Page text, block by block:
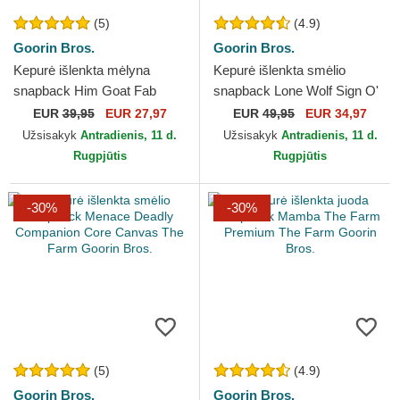
(5)
Goorin Bros.
Kepurė išlenkta mėlyna
snapback Him Goat Fab
Farm The Farm Goorin Bros.
EUR39,95 EUR 27,97
Užsisakyk Antradienis, 11 d.
Rugpjūtis
(4.9)
Goorin Bros.
Kepurė išlenkta smėlio
snapback Lone Wolf Sign O'
The Times The Farm Paisley
The Farm Goorin Bros.
EUR 49,95 EUR 34,97
Užsisakyk Antradienis, 11 d.
Rugpjūtis
-30%
(5)
Goorin Bros.
-30%
(4.9)
Goorin Bros.